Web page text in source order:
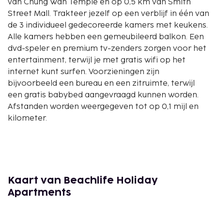
van Chung Wah Temple en op 0,5 km van Smith
Street Mall. Trakteer jezelf op een verblijf in één van
de 3 individueel gedecoreerde kamers met keukens.
Alle kamers hebben een gemeubileerd balkon. Een
dvd-speler en premium tv-zenders zorgen voor het
entertainment, terwijl je met gratis wifi op het
internet kunt surfen. Voorzieningen zijn
bijvoorbeeld een bureau en een zitruimte, terwijl
een gratis babybed aangevraagd kunnen worden.
Afstanden worden weergegeven tot op 0,1 mijl en
kilometer.
Maningrida Arts & Culture - 0,7 km
Christ Church Anglican Cathedral Darwin - 0,7 km
Kaart van Beachlife Holiday
Apartments